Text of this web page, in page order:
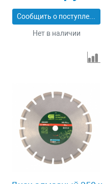
Сообщить о поступлении
Нет в наличии